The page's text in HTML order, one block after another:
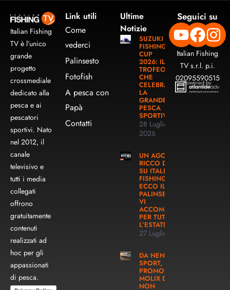
Italian Fishing
TV è l’unico
grande
progetto
crossmediale
dedicato alla
pesca e ai
pescatori
sportivi. Nato
nel 2012, il
canale
televisivo e
tutti i media
collegati
offrono
gratuitamente
contenuti
realizzati ad
hoc per gli
appassionati
di pesca.
Link utili
Come
vederci
Palinsesto
Fotofish
A pesca con
Papà
Contatti
Ultime
Notizie
SUZUKI
FISHING
CUP
2026: IL
TROFEO
CHE
CELEBRA
LA
GRANDE
PESCA
SPORTIVA
28 Luglio
2026
UN AGOSTO
RICCO DI PESCA
SU ITALIAN
FISHING TV:
ECCO IL
PALINSESTO CHE
VI
ACCOMPAGNERÀ
PER TUTTA
L’ESTATE!
27 Luglio 2026
DA NENCINI
SPORT, UNA
PROMOZIONE
MOLIX DA
NON
Seguici su
Italian Fishing
TV s.r.l. p.i.
02095590515
Powered by